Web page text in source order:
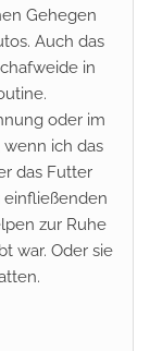
Gehegen
Auch das
in
oder im
ich das
das Futter
zur Ruhe
war. Oder sie